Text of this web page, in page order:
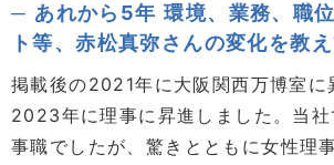
あれから5年 環境、業務、職
ト等、赤松真弥さんの変化を教え
掲載後の2021年に大阪関西万博室に
2023年に理事に昇進しました。当
事職でしたが、驚きとともに女性理